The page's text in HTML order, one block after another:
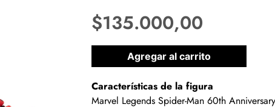
$135.000,00
1 disponibles
Agregar al carrito
Características de la figura
Marvel Legends Spider-Man 60th Anniversary